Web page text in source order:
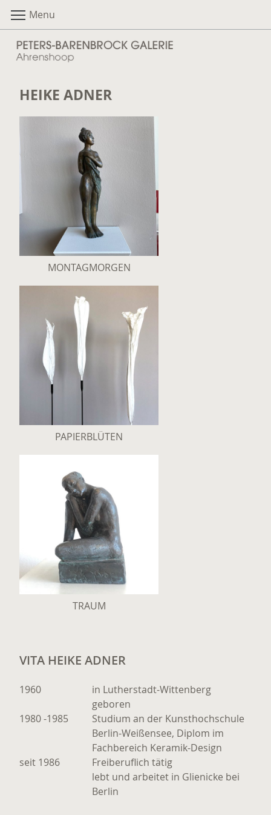
Menu
HEIKE ADNER
MONTAGMORGEN
PAPIERBLÜTEN
TRAUM
VITA HEIKE ADNER
1960
in Lutherstadt-Wittenberg
geboren
1980 -1985
Studium an der Kunsthochschule
Berlin-Weißensee, Diplom im
Fachbereich Keramik-Design
seit 1986
Freiberuflich tätig
lebt und arbeitet in Glienicke bei
Berlin